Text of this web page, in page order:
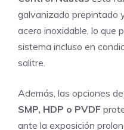
galvanizado prepintado
acero inoxidable, lo que
sistema incluso en
salitre.
Además, las opciones
SMP, HDP o PVDF
ante la exposición